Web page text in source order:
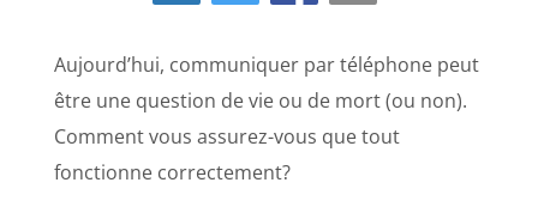
Aujourd’hui, communiquer par téléphone peut
être une question de vie ou de mort (ou non).
Comment vous assurez-vous que tout
fonctionne correctement?